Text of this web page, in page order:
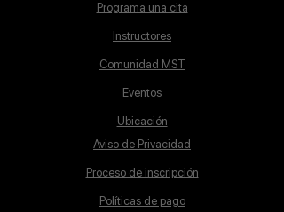
Programa una cita
Instructores
Comunidad MST
Eventos
Ubicación
Aviso de Privacidad
Proceso de inscripción
Políticas de pago